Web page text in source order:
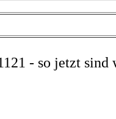
- so jetzt